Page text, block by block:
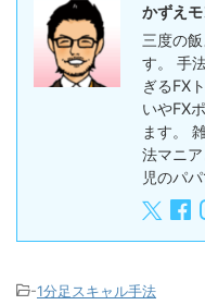
かずえ
三度の
す。 手
ぎるFX
いやFX
ます。
法マニ
児のパパ
-1分足スキャル手法